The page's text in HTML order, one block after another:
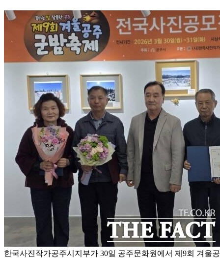
한국사진작가공주시지부가 30일 공주문화원에서 제9회 겨울